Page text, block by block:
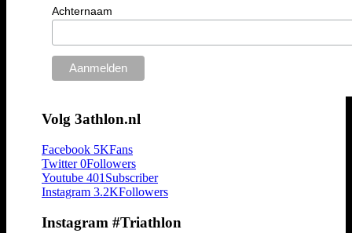
Achternaam
Volg 3athlon.nl
Facebook 5KFans
Twitter 0Followers
Youtube 401 Subscriber
Instagram 3.2KFollowers
Instagram #Triathlon